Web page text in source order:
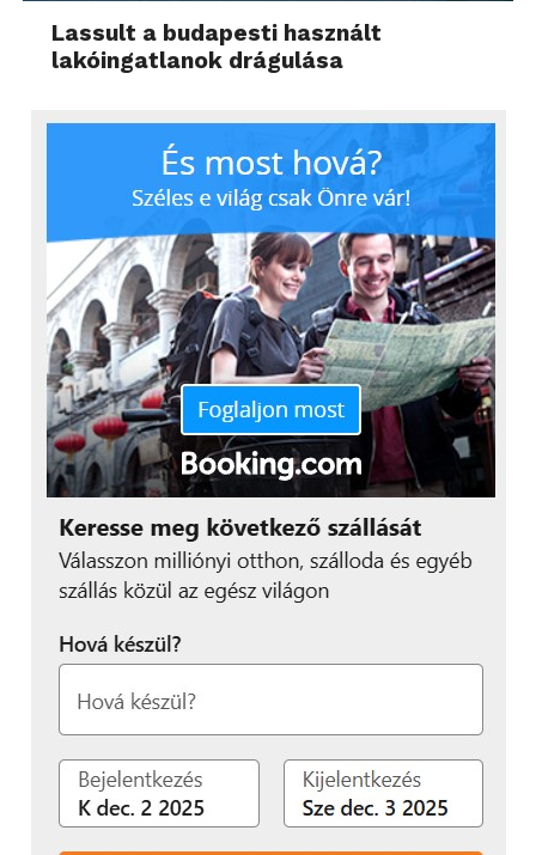
Lassult a budapesti használt
lakóingatlanok drágulása